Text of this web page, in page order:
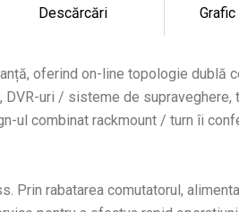
Descărcări
oferind on-line topologie dublă
uri / sisteme de
ul combinat rackmount / turn îi
Prin rabatarea comutatorul,